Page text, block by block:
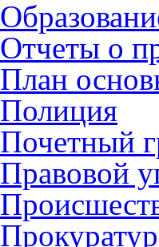
Отчеты о
План
Полиция
Почетный
Правовой